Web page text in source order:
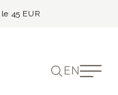
45 EUR
EN